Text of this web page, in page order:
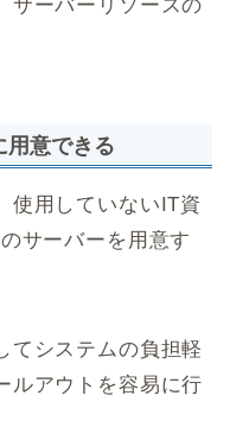
サーバーリソースの
用意できる
使用していないIT資
サーバーを用意す
てシステムの負担軽
ルアウトを容易に行